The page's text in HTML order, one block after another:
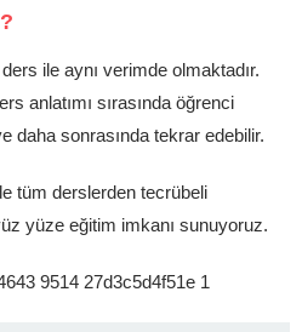
ile aynı verimde olmaktadır.
anlatımı sırasında öğrenci
daha sonrasında tekrar edebilir.
tüm derslerden tecrübeli
yüze eğitim imkanı sunuyoruz.